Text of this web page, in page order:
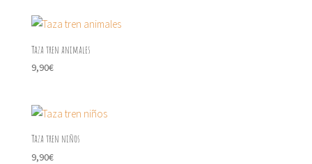
Taza tren animales
9,90€
Taza tren niños
9,90€